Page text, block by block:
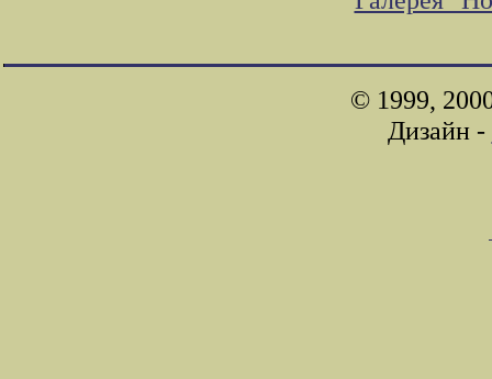
© 1999,
Дизайн -